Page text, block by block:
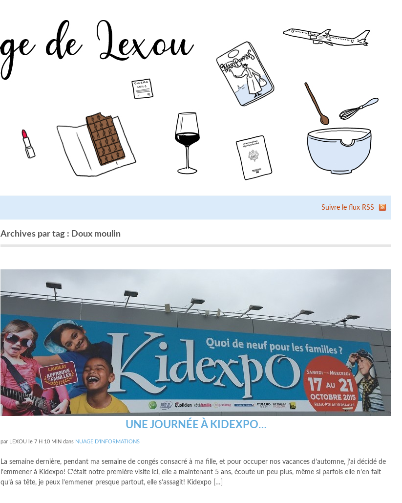
Suivre le flux RSS
Archives par tag : Doux moulin
UNE JOURNÉE À KIDEXPO…
par LEXOU le 7 H 10 MIN dans NUAGE D'INFORMATIONS
La semaine dernière, pendant ma semaine de congés consacré à ma fille, et pour occuper nos vacances d’automne, j’ai décidé de
l’emmener à Kidexpo! C’était notre première visite ici, elle a maintenant 5 ans, écoute un peu plus, même si parfois elle n’en fait
qu’à sa tête, je peux l’emmener presque partout, elle s’assagit! Kidexpo […]